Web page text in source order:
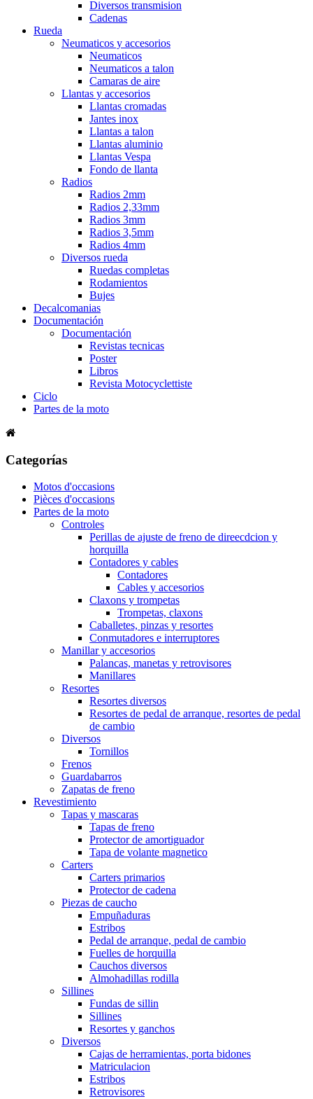
Diversos transmision
Cadenas
Rueda
Neumaticos y accesorios
Neumaticos
Neumaticos a talon
Camaras de aire
Llantas y accesorios
Llantas cromadas
Jantes inox
Llantas a talon
Llantas aluminio
Llantas Vespa
Fondo de llanta
Radios
Radios 2mm
Radios 2,33mm
Radios 3mm
Radios 3,5mm
Radios 4mm
Diversos rueda
Ruedas completas
Rodamientos
Bujes
Decalcomanias
Documentación
Documentación
Revistas tecnicas
Poster
Libros
Revista Motocyclettiste
Ciclo
Partes de la moto
Categorías
Motos d'occasions
Pièces d'occasions
Partes de la moto
Controles
Perillas de ajuste de freno de direecdcion y
horquilla
Contadores y cables
Contadores
Cables y accesorios
Claxons y trompetas
Trompetas, claxons
Caballetes, pinzas y resortes
Conmutadores e interruptores
Manillar y accesorios
Palancas, manetas y retrovisores
Manillares
Resortes
Resortes diversos
Resortes de pedal de arranque, resortes de pedal
de cambio
Diversos
Tornillos
Frenos
Guardabarros
Zapatas de freno
Revestimiento
Tapas y mascaras
Tapas de freno
Protector de amortiguador
Tapa de volante magnetico
Carters
Carters primarios
Protector de cadena
Piezas de caucho
Empuñaduras
Estribos
Pedal de arranque, pedal de cambio
Fuelles de horquilla
Cauchos diversos
Almohadillas rodilla
Sillines
Fundas de sillin
Sillines
Resortes y ganchos
Diversos
Cajas de herramientas, porta bidones
Matriculacion
Estribos
Retrovisores